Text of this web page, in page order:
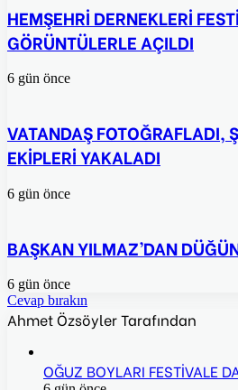
HEMŞEHRİ DERNEKLERİ
GÖRÜNTÜLERLE AÇILDI
6 gün önce
VATANDAŞ FOTOĞRAFLADI,
EKİPLERİ YAKALADI
6 gün önce
BAŞKAN YILMAZ’DAN
6 gün önce
Cevap bırakın
Ahmet Özsöyler Tarafından
OĞUZ BOYLARI FESTİVALE